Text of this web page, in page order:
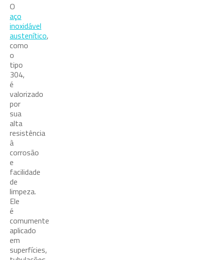
O
aço
inoxidável
austenítico,
como
o
tipo
304,
é
valorizado
por
sua
alta
resistência
à
corrosão
e
facilidade
de
limpeza.
Ele
é
comumente
aplicado
em
superfícies,